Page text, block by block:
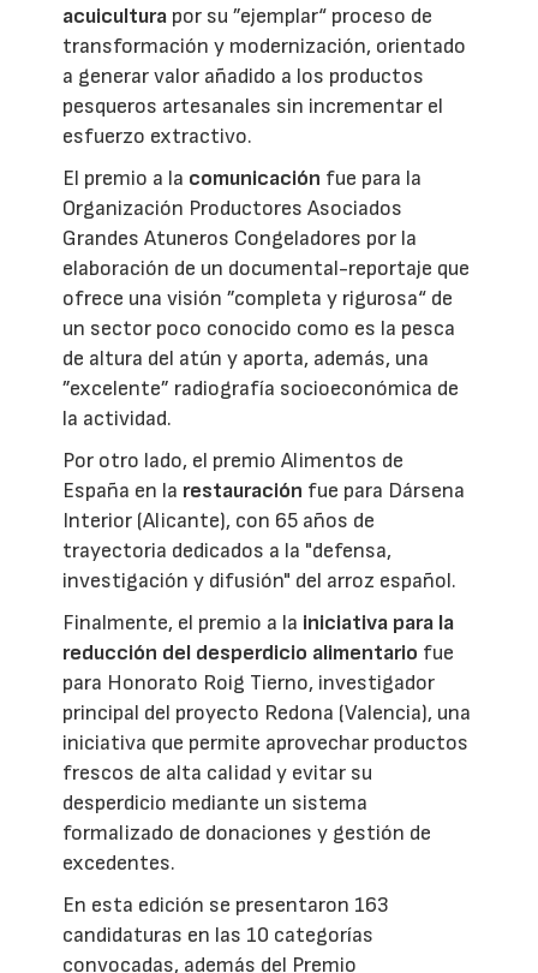
acuicultura por su ”ejemplar“ proceso de
transformación y modernización, orientado
a generar valor añadido a los productos
pesqueros artesanales sin incrementar el
esfuerzo extractivo.
El premio a la comunicación fue para la
Organización Productores Asociados
Grandes Atuneros Congeladores por la
elaboración de un documental-reportaje que
ofrece una visión ”completa y rigurosa“ de
un sector poco conocido como es la pesca
de altura del atún y aporta, además, una
”excelente” radiografía socioeconómica de
la actividad.
Por otro lado, el premio Alimentos de
España en la restauración fue para Dársena
Interior (Alicante), con 65 años de
trayectoria dedicados a la "defensa,
investigación y difusión" del arroz español.
Finalmente, el premio a la iniciativa para la
reducción del desperdicio alimentario fue
para Honorato Roig Tierno, investigador
principal del proyecto Redona (Valencia), una
iniciativa que permite aprovechar productos
frescos de alta calidad y evitar su
desperdicio mediante un sistema
formalizado de donaciones y gestión de
excedentes.
En esta edición se presentaron 163
candidaturas en las 10 categorías
convocadas, además del Premio